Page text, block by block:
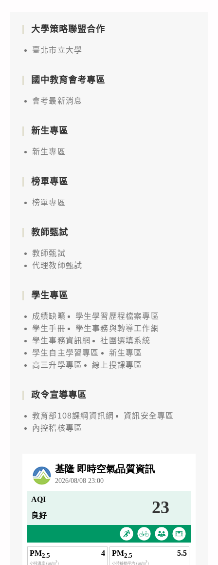
大學策略聯盟合作
臺北市立大學
國中教育會考專區
會考最新消息
新生專區
新生專區
榜單專區
榜單專區
教師甄試
教師甄試
代理教師甄試
學生專區
成績缺曠
學生學習歷程檔案專區
學生手冊
學生事務與轉導工作網
學生事務資訊網
社團選填系統
學生自主學習專區
新生專區
高三升學專區
線上授課專區
政令宣導專區
教育部108課綱資訊網
資訊安全專區
內控稽核專區